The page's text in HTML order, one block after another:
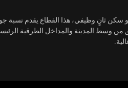
سكن ثانٍ وظيفي، هذا القطاع يقدم
وسط المدينة والمداخل الطرقية